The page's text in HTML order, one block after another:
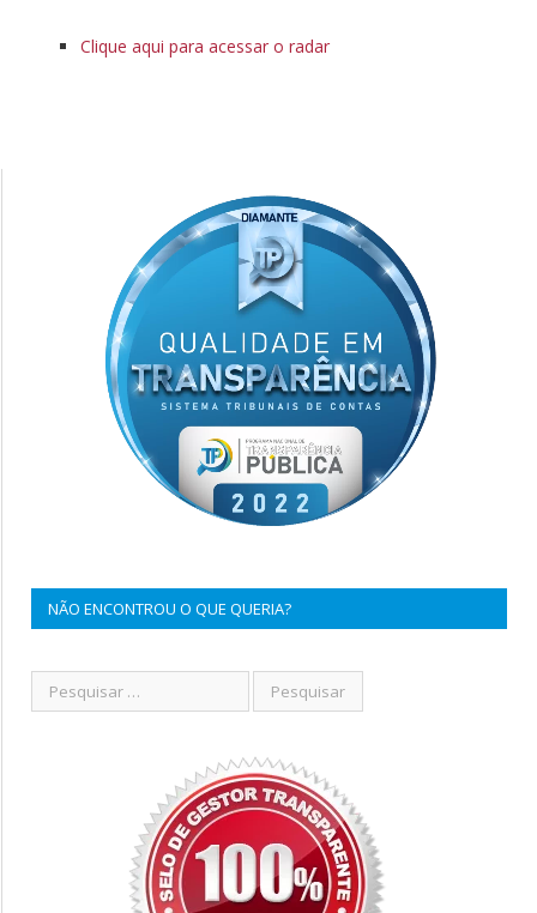
Clique aqui para acessar o radar
NÃO ENCONTROU O QUE QUERIA?